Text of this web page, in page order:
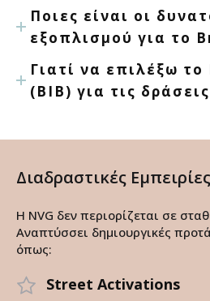
Ποιες είναι οι
εξοπλισμού για το
Γιατί να επιλέξω
(BIB) για τις
Διαδραστικές Εμπειρίες
Η NVG δεν περιορίζεται σε
Αναπτύσσει δημιουργικές
όπως:
Street Activations